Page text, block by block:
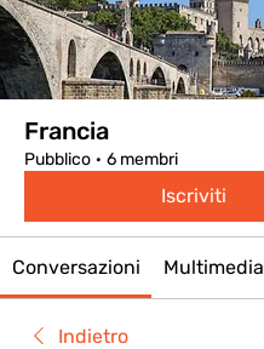
Francia
Pubblico · 6 membri
Iscriviti
Conversazioni Multimedia
Indietro